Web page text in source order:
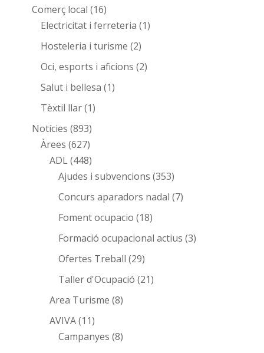
Comerç local (16)
Electricitat i ferreteria (1)
Hosteleria i turisme (2)
Oci, esports i aficions (2)
Salut i bellesa (1)
Tèxtil llar(1)
Notícies (893)
Àrees (627)
ADL(448)
Ajudes i subvencions (353)
Concurs aparadors nadal (7)
Foment ocupacio (18)
Formació ocupacional actius (3)
Ofertes Treball (29)
Taller d'Ocupació (21)
Area Turisme (8)
AVIVA(11)
Campanyes (8)